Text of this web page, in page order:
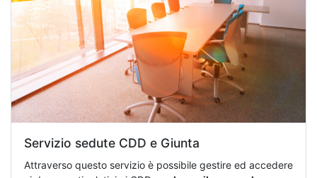
Servizio sedute CDD e Giunta
Attraverso questo servizio è possibile gestire ed accedere